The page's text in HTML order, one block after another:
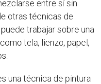
entre sí sin
otras técnicas de
trabajar sobre una
tela, lienzo, papel,
una técnica de pintura